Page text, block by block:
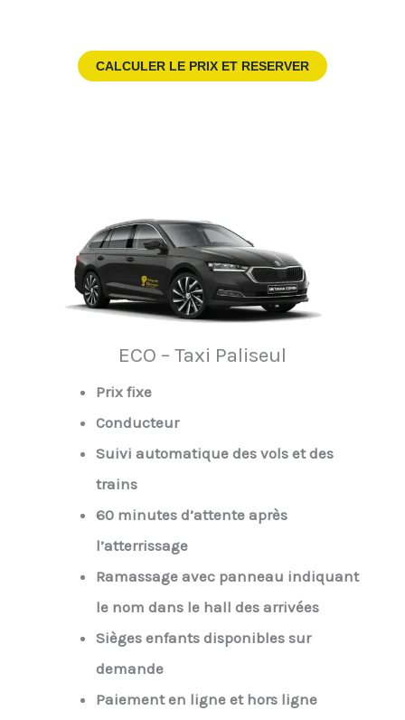
CALCULER LE PRIX ET RESERVER
ECO – Taxi Paliseul
Prix fixe
Conducteur
Suivi automatique des vols et des
trains
60 minutes d’attente après
l’atterrissage
Ramassage avec panneau indiquant
le nom dans le hall des arrivées
Sièges enfants disponibles sur
demande
Paiement en ligne et hors ligne